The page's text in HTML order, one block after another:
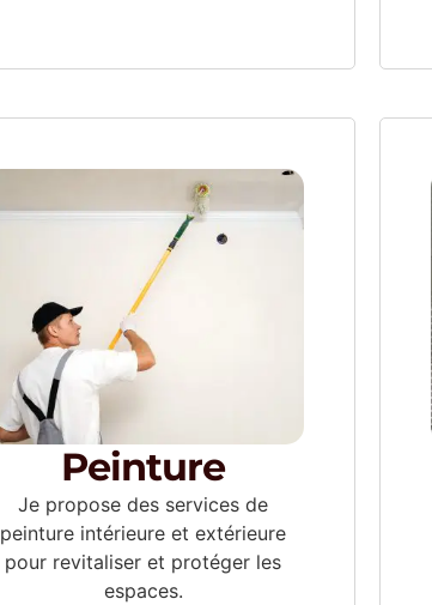
Peinture
Je propose des services de
peinture intérieure et extérieure
pour revitaliser et protéger les
espaces.